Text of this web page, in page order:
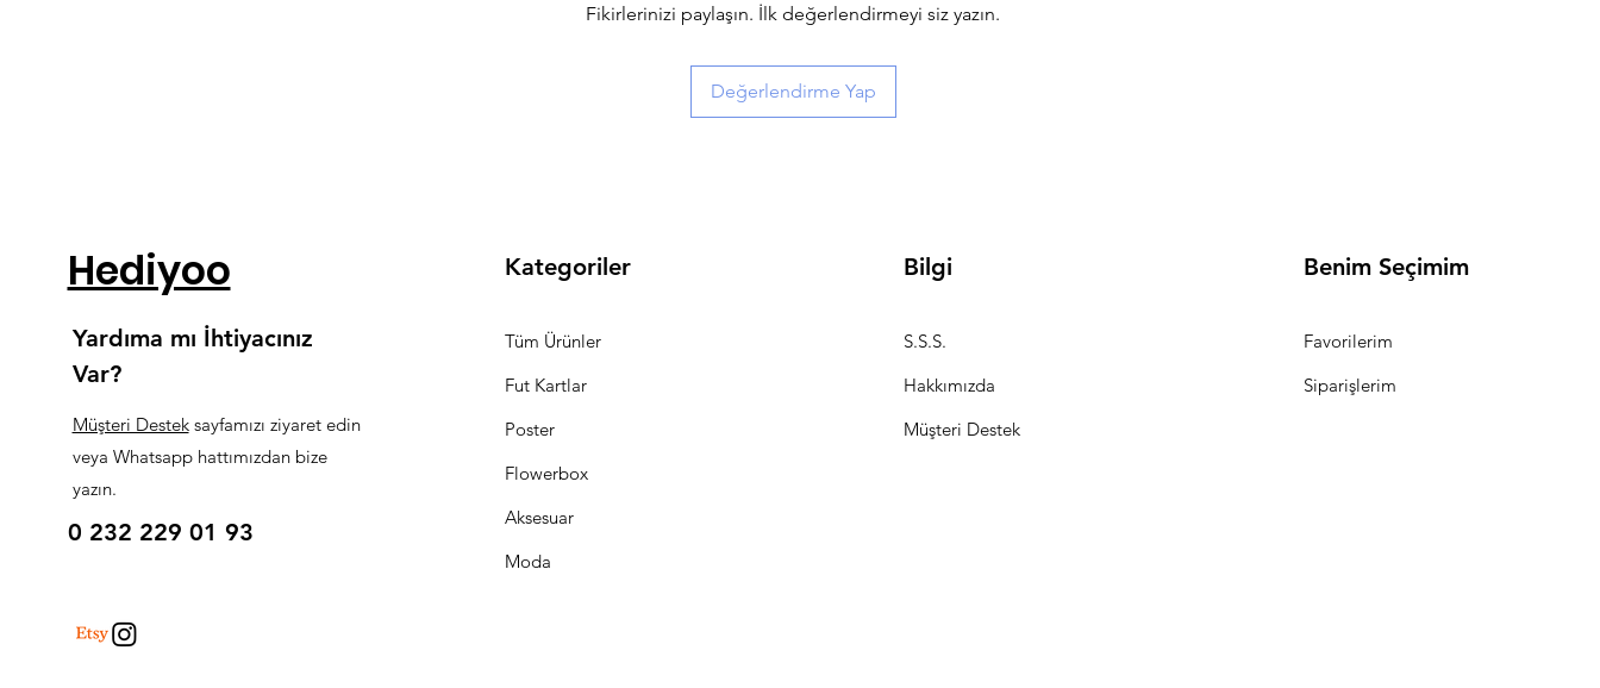
Fikirlerinizi paylaşın. İlk değerlendirmeyi siz yazın.
Değerlendirme Yap
Hediyoo
Yardıma mı İhtiyacınız
Var?
Müşteri Desteksayfamızı ziyaret edin
veya Whatsapp hattımızdan bize
yazın.
0 232 229 01 93
Kategoriler
Tüm Ürünler
Fut Kartlar
Poster
Flowerbox
Aksesuar
Moda
Bilgi
S.S.S.
Hakkımızda
Müşteri Destek
Benim Seçimim
Favorilerim
Siparişlerim